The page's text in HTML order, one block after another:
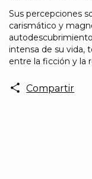
Sus percepciones
carismático y
intensa de su vida,
entre la ficción y la
Compartir